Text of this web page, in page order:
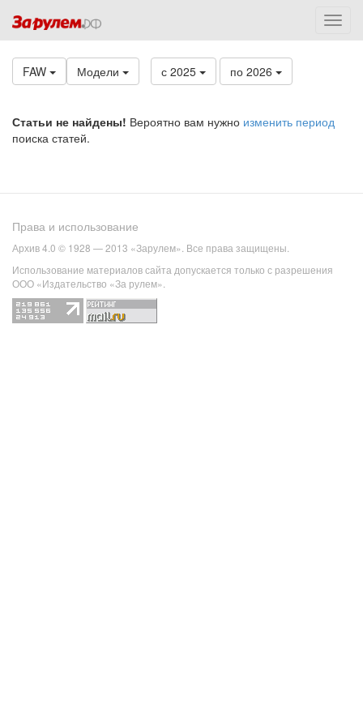
FAW Модели с 2025 по 2026
Статьи не найдены! Вероятно вам нужно изменить период
поиска статей.
Права и использование
Архив 4.0 © 1928 — 2013 «Зарулем». Все права защищены.
Использование материалов сайта допускается только с разрешения
ООО «Издательство «За рулем».